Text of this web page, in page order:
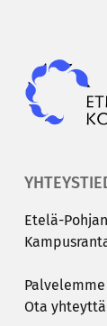
Etelä-​
Ota yh­teyt­tä